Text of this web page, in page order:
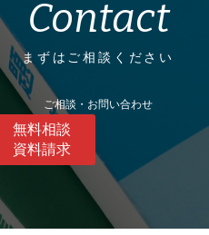
Contact
まずはご相談ください
ご相談・お問い合わせ
無料相談
資料請求